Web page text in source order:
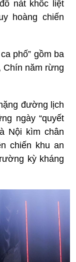
nát khốc liệt
hoàng chiến
phố” gồm ba
Chín năm rừng
đường lịch
ngày “quyết
Nội kìm chân
chiến khu an
kỳ kháng